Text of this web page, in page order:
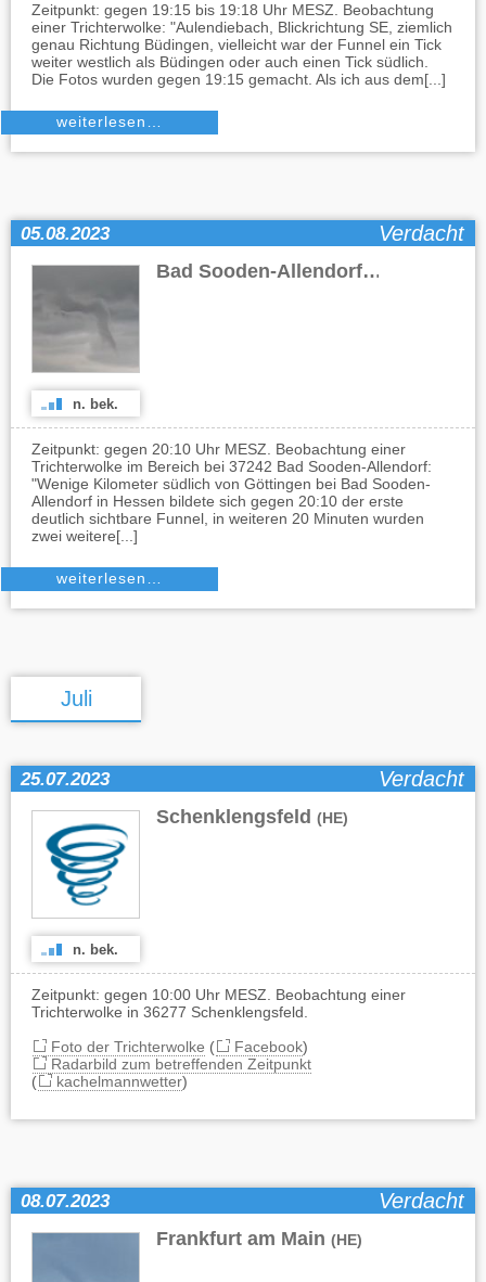
Zeitpunkt: gegen 19:15 bis 19:18 Uhr MESZ. Beobachtung
einer Trichterwolke: "Aulendiebach, Blickrichtung SE, ziemlich
genau Richtung Büdingen, vielleicht war der Funnel ein Tick
weiter westlich als Büdingen oder auch einen Tick südlich.
Die Fotos wurden gegen 19:15 gemacht. Als ich aus dem[...]
weiterlesen…
05.08.2023 Verdacht
Bad Sooden-Allendorf(HE)
n. bek.
Zeitpunkt: gegen 20:10 Uhr MESZ. Beobachtung einer
Trichterwolke im Bereich bei 37242 Bad Sooden-Allendorf:
"Wenige Kilometer südlich von Göttingen bei Bad Sooden-
Allendorf in Hessen bildete sich gegen 20:10 der erste
deutlich sichtbare Funnel, in weiteren 20 Minuten wurden
zwei weitere[...]
weiterlesen…
Juli
25.07.2023 Verdacht
Schenklengsfeld (HE)
n. bek.
Zeitpunkt: gegen 10:00 Uhr MESZ. Beobachtung einer
Trichterwolke in 36277 Schenklengsfeld.
Foto der Trichterwolke ( Facebook)
Radarbild zum betreffenden Zeitpunkt
(
kachelmannwetter)
08.07.2023 Verdacht
Frankfurt am Main (HE)